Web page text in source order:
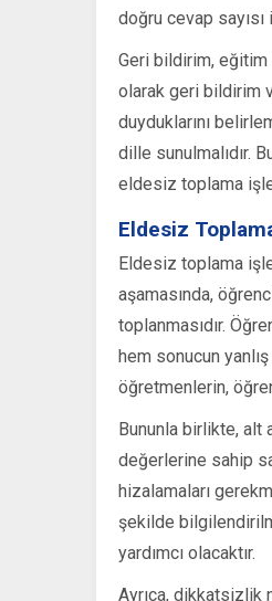
doğru cevap
Geri bildirim, eğitim
olarak geri bildirim
duyduklarını
dille sunulmalıdır.
eldesiz toplama
Eldesiz
Eldesiz toplama
aşamasında,
toplanmasıdır.
hem sonucun
öğretmenlerin,
Bununla birlikte, alt
değerlerine sahip
hizalamaları
şekilde
yardımcı olacaktır.
Ayrıca, dikkatsizlik